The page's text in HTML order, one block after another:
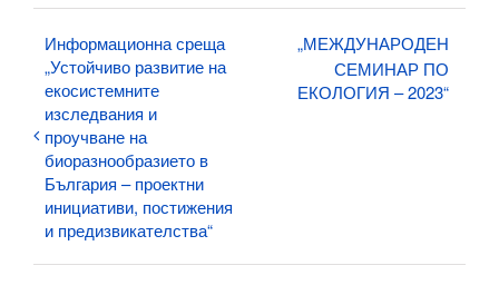
Информационна среща
„Устойчиво развитие на
екосистемните
изследвания и
проучване на
биоразнообразието в
България – проектни
инициативи, постижения
и предизвикателства“
„МЕЖДУНАРОДЕН
СЕМИНАР ПО
ЕКОЛОГИЯ – 2023“